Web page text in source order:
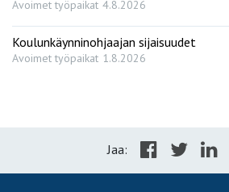
Avoimet työpaikat 4.8.2026
Koulunkäynninohjaajan sijaisuudet
Avoimet työpaikat 1.8.2026
Jaa: